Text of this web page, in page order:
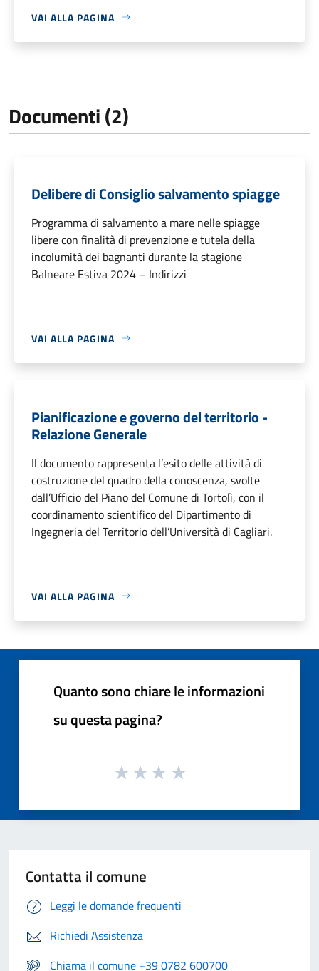
VAI ALLA PAGINA
Documenti (2)
Delibere di Consiglio salvamento spiagge
Programma di salvamento a mare nelle spiagge
libere con finalità di prevenzione e tutela della
incolumità dei bagnanti durante la stagione
Balneare Estiva 2024 – Indirizzi
VAI ALLA PAGINA
Pianificazione e governo del territorio -
Relazione Generale
Il documento rappresenta l’esito delle attività di
costruzione del quadro della conoscenza, svolte
dall’Ufficio del Piano del Comune di Tortolì, con il
coordinamento scientifico del Dipartimento di
Ingegneria del Territorio dell’Università di Cagliari.
VAI ALLA PAGINA
Quanto sono chiare le informazioni
su questa pagina?
Contatta il comune
Leggi le domande frequenti
Richiedi Assistenza
Chiama il comune +39 0782 600700